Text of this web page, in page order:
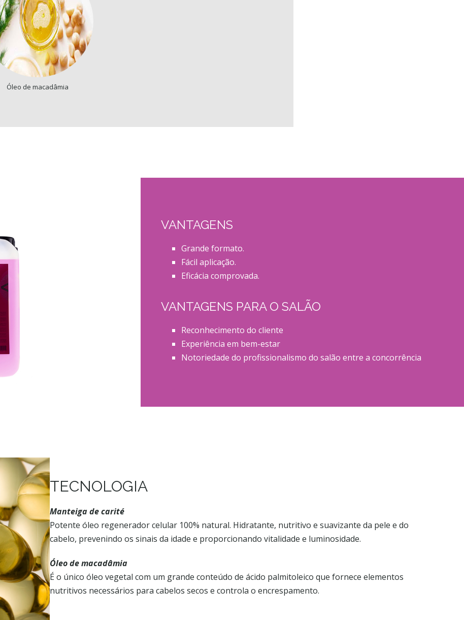
Óleo de macadâmia
VANTAGENS
Grande formato.
Fácil aplicação.
Eficácia comprovada.
VANTAGENS PARA O SALÃO
Reconhecimento do cliente
Experiência em bem-estar
Notoriedade do profissionalismo do salão entre a concorrência
TECNOLOGIA
Manteiga de carité
Potente óleo regenerador celular 100% natural. Hidratante, nutritivo e suavizante da pele e do
cabelo, prevenindo os sinais da idade e proporcionando vitalidade e luminosidade.
Óleo de macadâmia
É o único óleo vegetal com um grande conteúdo de ácido palmitoleico que fornece elementos
nutritivos necessários para cabelos secos e controla o encrespamento.